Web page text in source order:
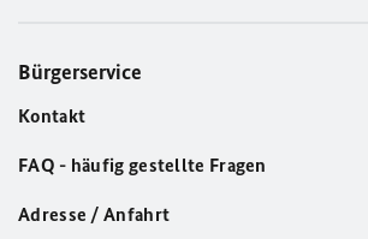
Bürgerservice
Kontakt
FAQ - häufig gestellte Fragen
Adresse / Anfahrt